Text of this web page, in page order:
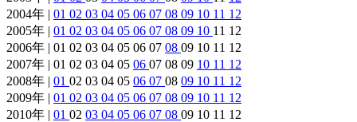
2004年 | 01 02 03 04 05 06 07 08 09 10 11 12
2005年 | 01 02 03 04 05 06 07 08 09 10 11 12
2006年 | 01 02 03 04 05 06 07 08 09 10 11 12
2007年 | 01 02 03 04 05 06 07 08 09 10 11 12
2008年 | 01 02 03 04 05 06 07 08 09 10 11 12
2009年 | 01 02 03 04 05 06 07 08 09 10 11 12
2010年 | 01 02 03 04 05 06 07 08 09 10 11 12